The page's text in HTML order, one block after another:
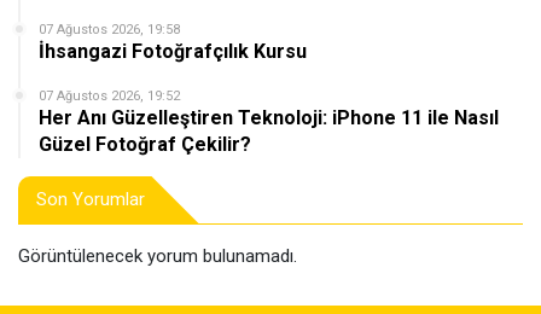
07 Ağustos 2026, 19:58
İhsangazi Fotoğrafçılık Kursu
07 Ağustos 2026, 19:52
Her Anı Güzelleştiren Teknoloji: iPhone 11 ile Nasıl
Güzel Fotoğraf Çekilir?
Son Yorumlar
Görüntülenecek yorum bulunamadı.